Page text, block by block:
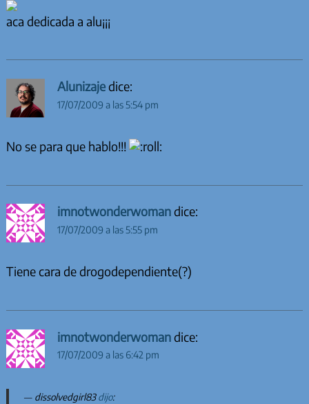
aca dedicada a alu¡¡¡
Alunizajedice:
17/07/2009 a las 5:54 pm
No se para que hablo!!!
imnotwonderwomandice:
17/07/2009 a las 5:55 pm
Tiene cara de drogodependiente(?)
imnotwonderwomandice:
17/07/2009 a las 6:42 pm
dissolvedgirl83dijo: